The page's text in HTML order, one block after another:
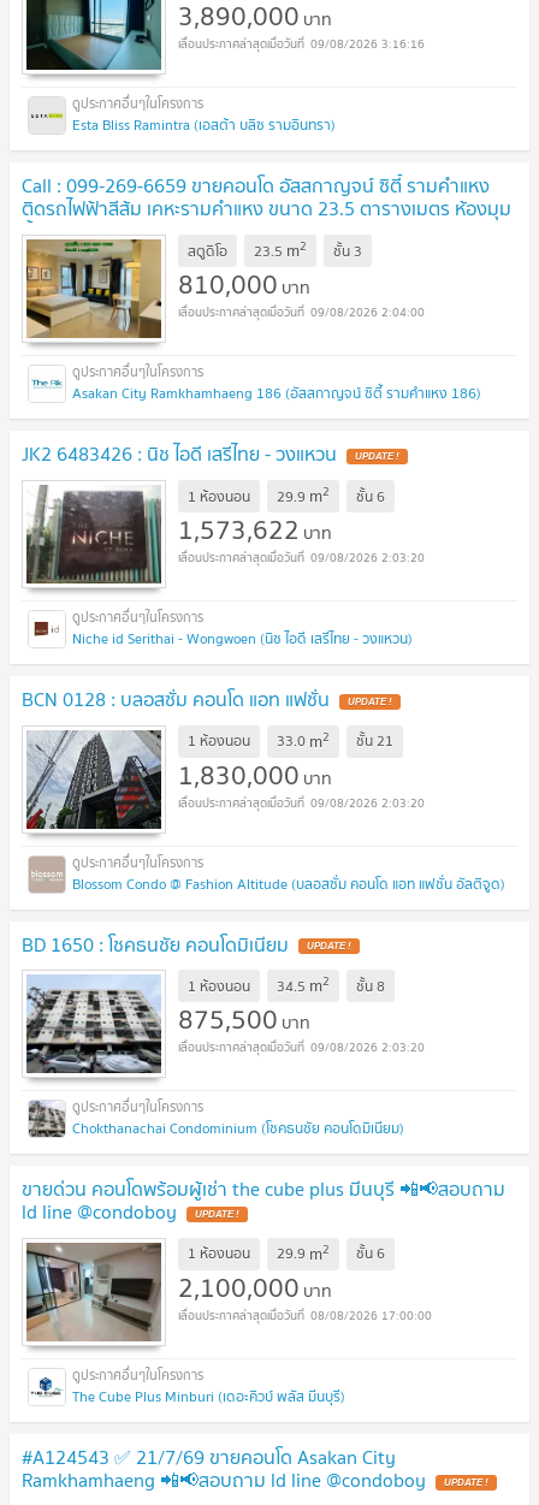
3,890,000 บาท
09/08/2026 3:16:16
Esta Bliss Ramintra (เอสต้า บลิซ รามอินทรา)
Call : 099-269-6659 ขายคอนโด อัสสกาญจน์ ซิตี้ รามคำแหง
ติดรถไฟฟ้าสีส้ม เคหะรามคำแหง ขนาด 23.5 ตารางเมตร ห้องมุม
ชั้น3 ตกแต่งครบ
สตูดิโอ 23.5 m2 ชั้น 3
810,000 บาท
09/08/2026 2:04:00
Asakan City Ramkhamhaeng 186 (อัสสกาญจน์ ซิตี้ รามคำแหง 186)
JK2 6483426 : นิช ไอดี เสรีไทย - วงแหวน UPDATE !
1 ห้องนอน 29.9 m2 ชั้น6
1,573,622 บาท
09/08/2026 2:03:20
Niche id Serithai - Wongwoen (นิช ไอดี เสรีไทย - วงแหวน)
BCN 0128 : บลอสซั่ม คอนโด แอท แฟชั่น UPDATE !
1 ห้องนอน 33.0 m2 ชั้น21
1,830,000 บาท
09/08/2026 2:03:20
Blossom Condo @ Fashion Altitude (บลอสซั่ม คอนโด แอท แฟชั่น อัลติจูด)
BD 1650 : โชคธนชัย คอนโดมิเนียม UPDATE !
1 ห้องนอน 34.5 m2 ชั้น8
875,500 บาท
09/08/2026 2:03:20
Chokthanachai Condominium (โชคธนชัย คอนโดมิเนียม)
ขายด่วน คอนโดพร้อมผู้เช่า the cube plus มีนบุรี 📲📢สอบถาม
ld line @condoboy UPDATE !
1 ห้องนอน 29.9 m2 ชั้น6
2,100,000 บาท
08/08/2026 17:00:00
The Cube Plus Minburi (เดอะคิวบ์ พลัส มีนบุรี)
#A124543 ✅ 21/7/69 ขายคอนโด Asakan City
Ramkhamhaeng 📲📢สอบถาม ld line @condoboy UPDATE !